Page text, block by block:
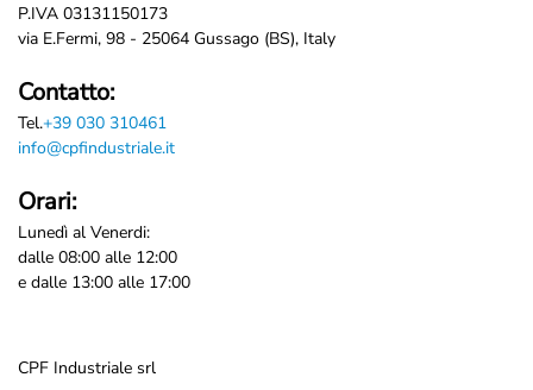
P.IVA 03131150173
via E.Fermi, 98 - 25064 Gussago (BS), Italy
Contatto:
Tel.+39 030 310461
info@cpfindustriale.it
Orari:
Lunedì al Venerdi:
dalle 08:00 alle 12:00
e dalle 13:00 alle 17:00
CPF Industriale srl